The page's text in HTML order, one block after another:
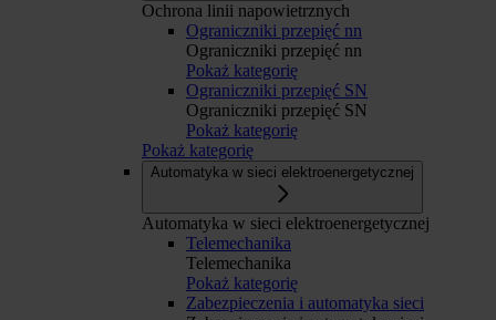
Ochrona linii napowietrznych
Ograniczniki przepięć nn
Ograniczniki przepięć nn
Pokaż kategorię
Ograniczniki przepięć SN
Ograniczniki przepięć SN
Pokaż kategorię
Pokaż kategorię
Automatyka w sieci elektroenergetycznej
Automatyka w sieci elektroenergetycznej
Telemechanika
Telemechanika
Pokaż kategorię
Zabezpieczenia i automatyka sieci